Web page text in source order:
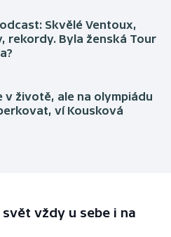
Skvělé Ventoux,
rekordy. Byla ženská Tour
v životě, ale na olympiádu
ví Kousková
vždy u sebe i na